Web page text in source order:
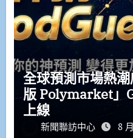
全球預測市場熱
版 Polymarket」
上線
新聞聯訪中心 8